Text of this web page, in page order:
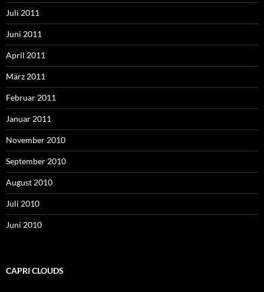
Juli 2011
Juni 2011
April 2011
März 2011
Februar 2011
Januar 2011
November 2010
September 2010
August 2010
Juli 2010
Juni 2010
CAPRI CLOUDS